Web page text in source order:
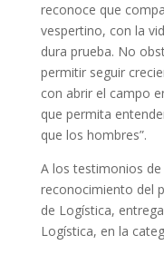
reconoce que
vespertino, con la
dura prueba. No
permitir seguir
con abrir el campo
que permita
que los hombres”.
A los testimonios
reconocimiento del
de Logística,
Logística, en la